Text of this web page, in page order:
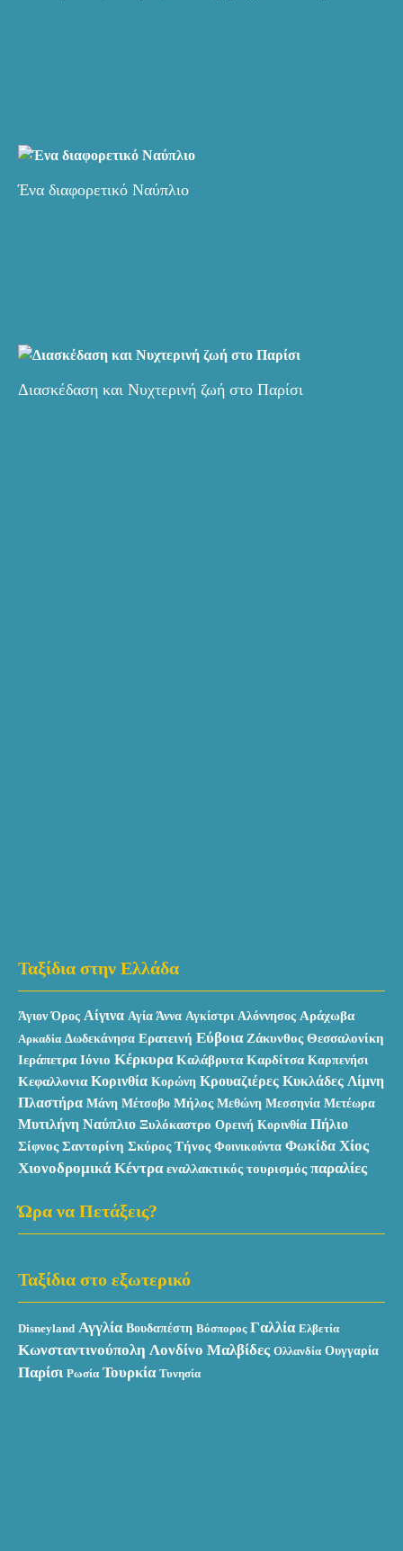
Ένα διαφορετικό Ναύπλιο
Διασκέδαση και Νυχτερινή ζωή στο Παρίσι
Ταξίδια στην Ελλάδα
Άγιον Όρος Αίγινα Αγία Άννα Αγκίστρι Αλόννησος Αράχωβα
Αρκαδία Δωδεκάνησα Ερατεινή Εύβοια Ζάκυνθος Θεσσαλονίκη
Ιεράπετρα Ιόνιο Κέρκυρα Καλάβρυτα Καρδίτσα Καρπενήσι
Κεφαλλονια Κορινθία Κορώνη Κρουαζιέρες Κυκλάδες Λίμνη
Πλαστήρα Μάνη Μέτσοβο Μήλος Μεθώνη Μεσσηνία Μετέωρα
Μυτιλήνη Ναύπλιο Ξυλόκαστρο Ορεινή Κορινθία Πήλιο
Σίφνος Σαντορίνη Σκύρος Τήνος Φοινικούντα Φωκίδα Χίος
Χιονοδρομικά Κέντρα εναλλακτικός τουρισμός παραλίες
Ώρα να Πετάξεις?
Ταξίδια στο εξωτερικό
Disneyland Αγγλία Βουδαπέστη Βόσπορος Γαλλία Ελβετία
Κωνσταντινούπολη Λονδίνο Μαλβίδες Ολλανδία Ουγγαρία
Παρίσι Ρωσία Τουρκία Τυνησία